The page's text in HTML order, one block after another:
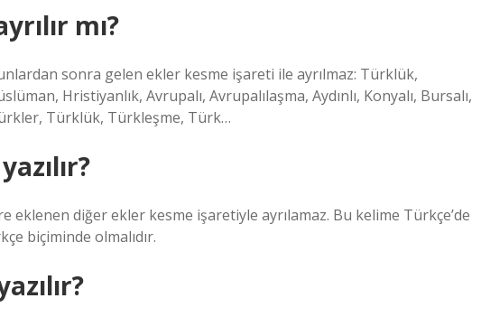
mı?
sonra gelen ekler kesme işareti ile ayrılmaz: Türklük,
Hristiyanlık, Avrupalı, Avrupalılaşma, Aydınlı, Konyalı, Bursalı,
Türklük, Türkleşme, Türk…
diğer ekler kesme işaretiyle ayrılamaz. Bu kelime Türkçe’de
biçiminde olmalıdır.